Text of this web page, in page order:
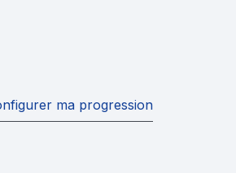
ma progression